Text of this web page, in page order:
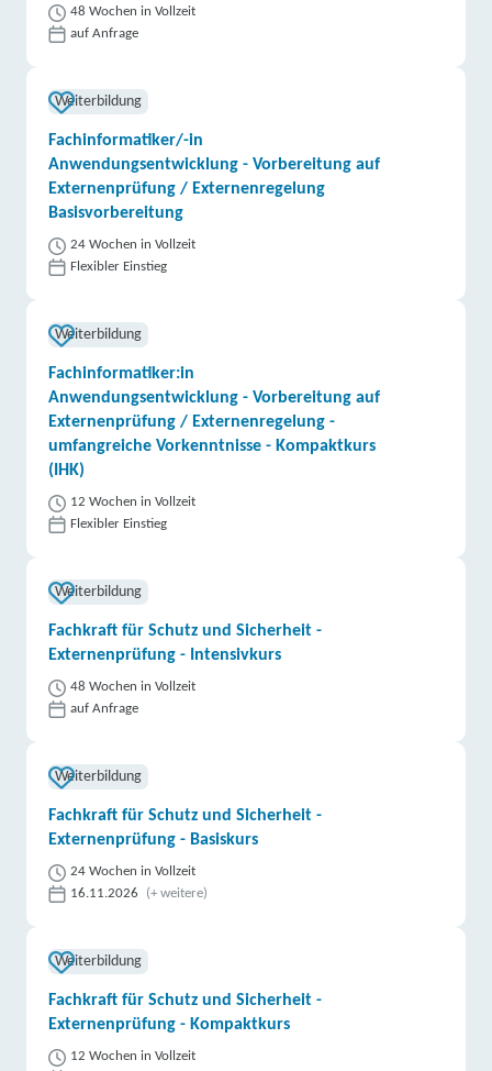
48 Wochen in Vollzeit
auf Anfrage
Weiterbildung
Fachinformatiker/-in
Anwendungsentwicklung - Vorbereitung auf
Externenprüfung / Externenregelung
Basisvorbereitung
24 Wochen in Vollzeit
Flexibler Einstieg
Weiterbildung
Fachinformatiker:in
Anwendungsentwicklung - Vorbereitung auf
Externenprüfung / Externenregelung -
umfangreiche Vorkenntnisse - Kompaktkurs
(IHK)
12 Wochen in Vollzeit
Flexibler Einstieg
Weiterbildung
Fachkraft für Schutz und Sicherheit -
Externenprüfung - Intensivkurs
48 Wochen in Vollzeit
auf Anfrage
Weiterbildung
Fachkraft für Schutz und Sicherheit -
Externenprüfung - Basiskurs
24 Wochen in Vollzeit
16.11.2026
(+ weitere)
Weiterbildung
Fachkraft für Schutz und Sicherheit -
Externenprüfung - Kompaktkurs
12 Wochen in Vollzeit